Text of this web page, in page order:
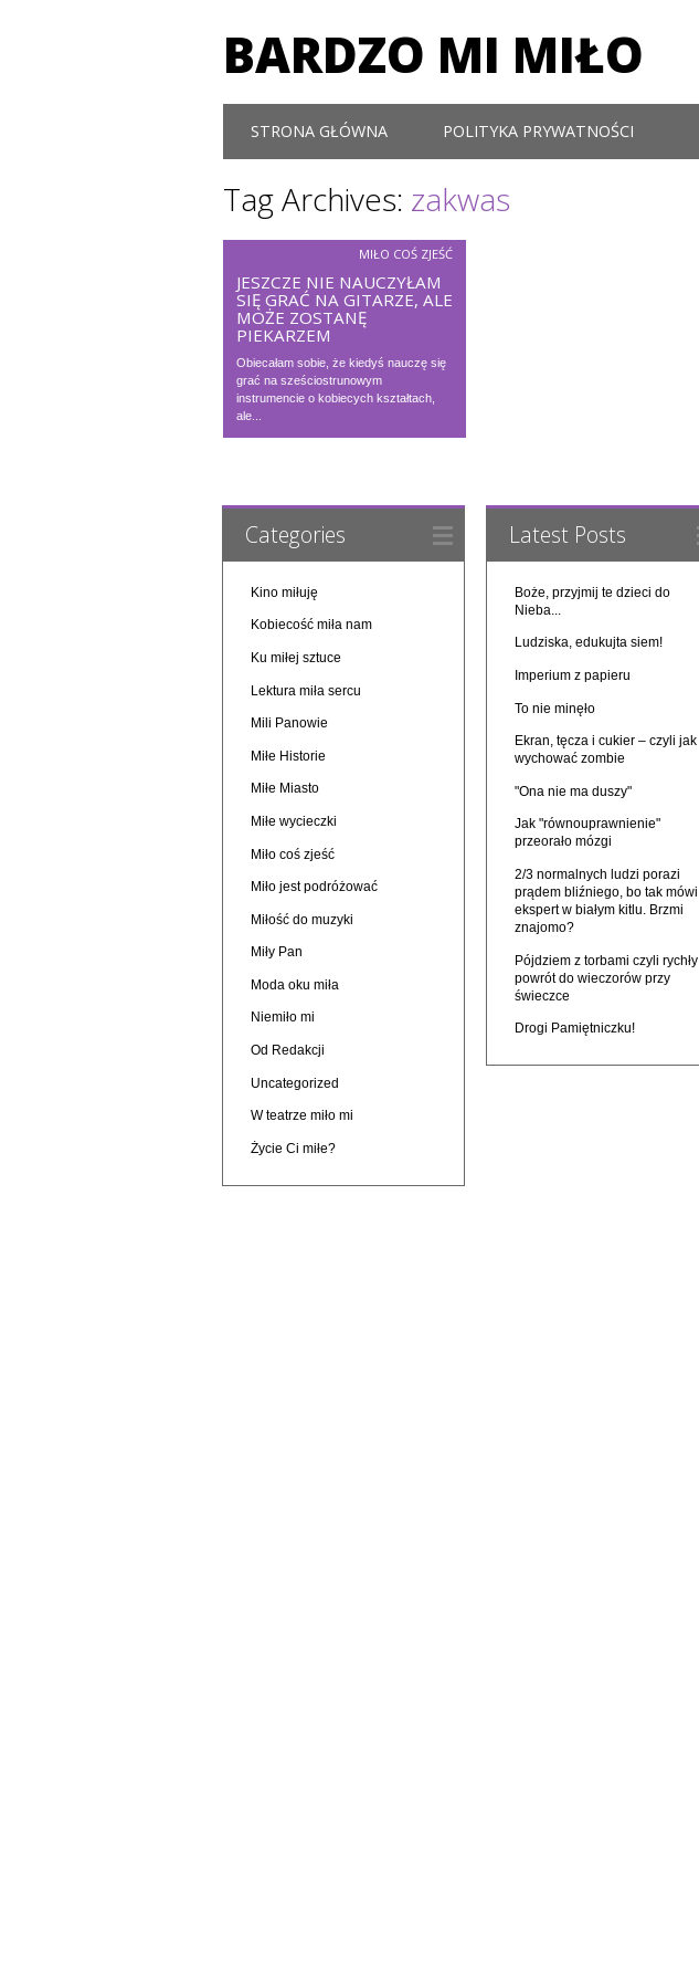
BARDZO MI MIŁO
Main menu
STRONA GŁÓWNA POLITYKA PRYWATNOŚCI
Tag Archives: zakwas
MIŁO COŚ ZJEŚĆ
JESZCZE NIE NAUCZYŁAM
SIĘ GRAĆ NA GITARZE, ALE
MOŻE ZOSTANĘ
PIEKARZEM
Obiecałam sobie, że kiedyś nauczę się
grać na sześciostrunowym
instrumencie o kobiecych kształtach,
ale...
Categories
Kino miłuję
Kobiecość miła nam
Ku miłej sztuce
Lektura miła sercu
Mili Panowie
Miłe Historie
Miłe Miasto
Miłe wycieczki
Miło coś zjeść
Miło jest podróżować
Miłość do muzyki
Miły Pan
Moda oku miła
Niemiło mi
Od Redakcji
Uncategorized
W teatrze miło mi
Życie Ci miłe?
Latest Posts
Boże, przyjmij te dzieci do
Nieba...
Ludziska, edukujta siem!
Imperium z papieru
To nie minęło
Ekran, tęcza i cukier – czyli jak
wychować zombie
"Ona nie ma duszy"
Jak "równouprawnienie"
przeorało mózgi
2/3 normalnych ludzi porazi
prądem bliźniego, bo tak mówi
ekspert w białym kitlu. Brzmi
znajomo?
Pójdziem z torbami czyli rychły
powrót do wieczorów przy
świeczce
Drogi Pamiętniczku!